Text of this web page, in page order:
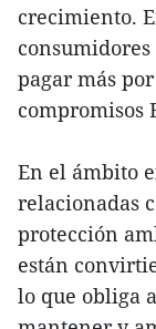
crecimiento.
pagar más
compromisos
En el ámbito
relacionadas
protección
están
lo que obliga